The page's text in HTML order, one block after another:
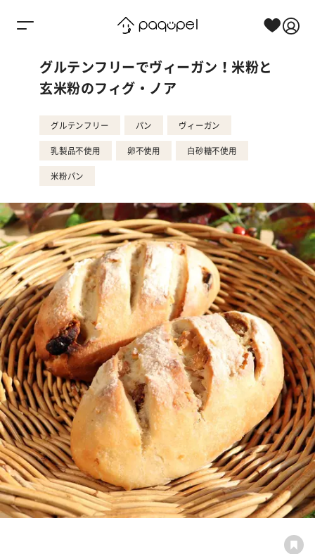
グルテンフリーでヴィーガン！米粉と
玄米粉のフィグ・ノア
グルテンフリー パン ヴィーガン
乳製品不使用 卵不使用 白砂糖不使用
米粉パン